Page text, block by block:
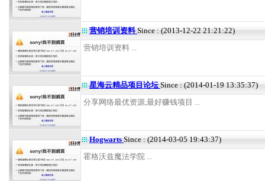
营销培训资料Since : (2013-12-22 21:21:22)
营销培训资料 ...
星海云精品项目论坛Since : (2014-01-19 13:35:37)
分享网络最优资源,最好赚钱项目 ...
Hogwarts Since : (2014-03-05 19:43:37)
霍格沃兹魔法学院 ...